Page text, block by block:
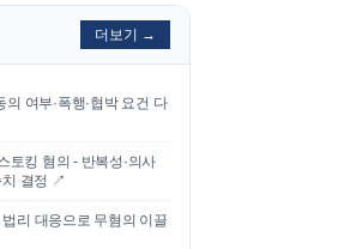
더보기 →
의 여부·폭행·협박 요건 다
토킹 혐의 - 반복성·의사
결정 ↗
리 대응으로 무혐의 이끌